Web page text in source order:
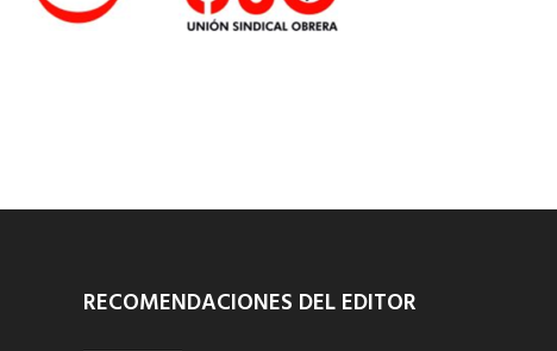
RECOMENDACIONES DEL EDITOR